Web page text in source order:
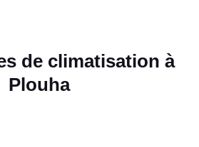
de climatisation à
Plouha